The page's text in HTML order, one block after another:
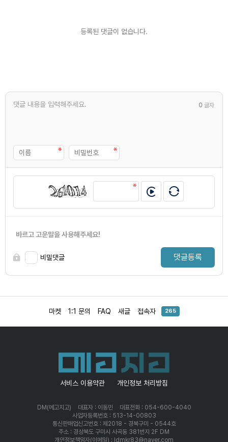
등록된 댓글이 없습니다.
0 글자
바르고 고운말을 사용해주세요!
비밀댓글 댓글등록
마켓 1:1 문의 FAQ 새글 접속자 265
서비스 이용약관 개인정보 처리방침
DM(메고지고) 대표자 : 이동민
대표전화 : 054-600-4040
사업자등록번호 : 513-14-00803
통신판매업신고번호 : 제2018 - 경북구미 - 0544호
주소 : 경상북도 구미시 사곡동 381번지 2F DM
개인정보책임자(이메일) : ldmkr83@naver.com